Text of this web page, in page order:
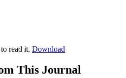
read it. Download
This Journal